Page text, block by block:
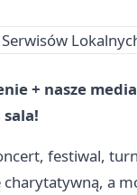
+ nasze
sala!
festiwal,
charytatywną, a